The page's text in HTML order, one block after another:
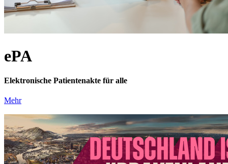
ePA
Elektronische Patientenakte für alle
Mehr